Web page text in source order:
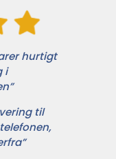
hurtigt
i
til